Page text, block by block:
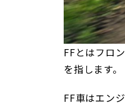
FFとはフロ
を指します。
FF車はエン